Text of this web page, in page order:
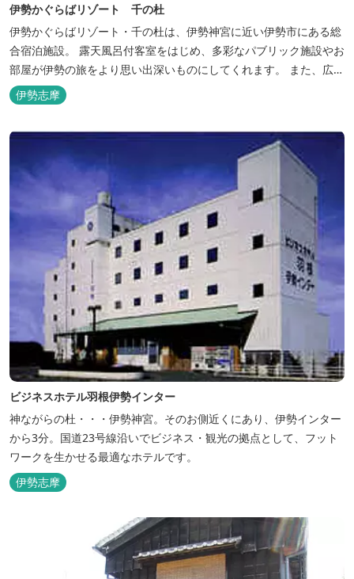
伊勢かぐらばリゾート 千の杜
伊勢かぐらばリゾート・千の杜は、伊勢神宮に近い伊勢市にある総
合宿泊施設。 露天風呂付客室をはじめ、多彩なパブリック施設やお
部屋が伊勢の旅をより思い出深いものにしてくれます。 また、広大
な敷地内にはテニスコート、野球場を始めとしたスポーツ施設や、
ウォータースライダーを有する流水プール、お子様が楽しめる児童
伊勢志摩
ビジネスホテル羽根伊勢インター
神ながらの杜・・・伊勢神宮。そのお側近くにあり、伊勢インター
から3分。国道23号線沿いでビジネス・観光の拠点として、フット
ワークを生かせる最適なホテルです。
伊勢志摩